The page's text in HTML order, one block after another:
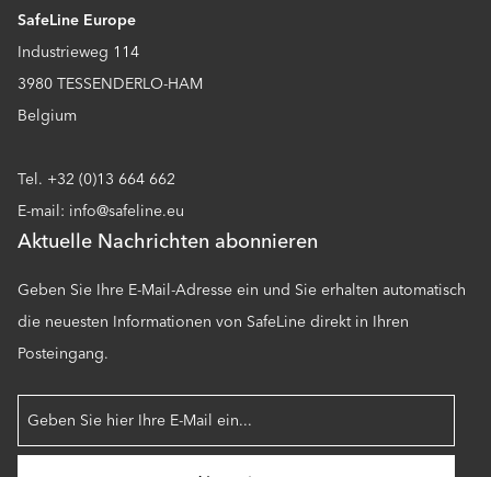
SafeLine Europe
Industrieweg 114
3980 TESSENDERLO-HAM
Belgium
Tel. +32 (0)13 664 662
E-mail: info@safeline.eu
Aktuelle Nachrichten abonnieren
Geben Sie Ihre E-Mail-Adresse ein und Sie erhalten automatisch
die neuesten Informationen von SafeLine direkt in Ihren
Posteingang.